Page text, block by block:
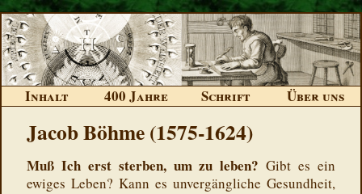
Inhalt 400 Jahre Schrift Über uns
Jacob Böhme (1575-1624)
Muß Ich erst sterben, um zu leben? Gibt es ein
ewiges Leben? Kann es unvergängliche Gesundheit,